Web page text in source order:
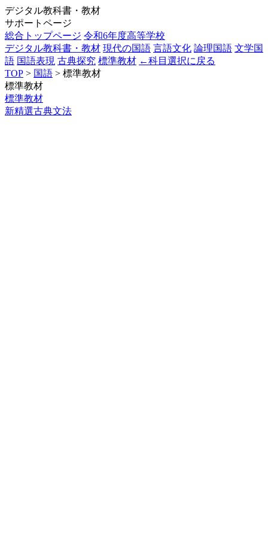
デジタル教科書・教材
サポートページ
総合トップページ 令和6年度高等学校
デジタル教科書・教材 現代の国語 言語文化 論理国語 文学国
語 国語表現 古典探究 標準教材 ←科目選択に戻る
TOP > 国語 > 標準教材
標準教材
標準教材
新精選古典文法